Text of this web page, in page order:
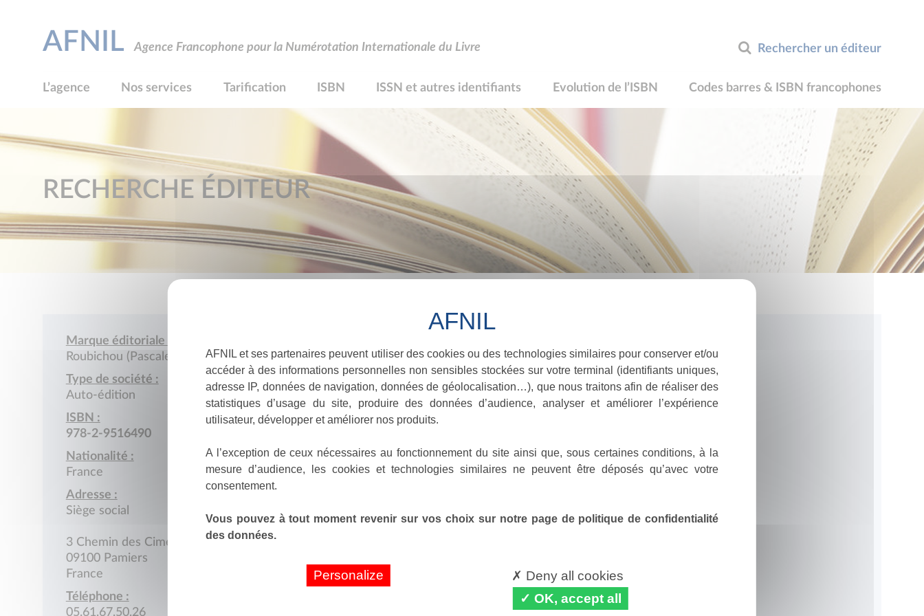
Rechercher un éditeur
AFNIL Agence Francophone pour la Numérotation Internationale du Livre
L’agence Nos services Tarification ISBN ISSN et autres identifiants Evolution de l’ISBN Codes barres & ISBN francophones
RECHERCHE ÉDITEUR
Marque éditoriale :
Roubichou (Pascale)
Type de société :
Auto-édition
ISBN :
978-2-9516490
Nationalité :
France
Adresse :
Siège social
3 Chemin des Cimes
09100 Pamiers
France
Téléphone :
05.61.67.50.26
AFNIL et ses partenaires peuvent utiliser des cookies ou des technologies similaires pour conserver et/ou
accéder à des informations personnelles non sensibles stockées sur votre terminal (identifiants uniques,
adresse IP, données de navigation, données de géolocalisation…), que nous traitons afin de réaliser des
statistiques d’usage du site, produire des données d’audience, analyser et améliorer l’expérience
utilisateur, développer et améliorer nos produits.
A l’exception de ceux nécessaires au fonctionnement du site ainsi que, sous certaines conditions, à la
mesure d’audience, les cookies et technologies similaires ne peuvent être déposés qu’avec votre
consentement.
Vous pouvez à tout moment revenir sur vos choix sur notre page de politique de confidentialité
des données.
Personalize
Deny all cookies
OK, accept all